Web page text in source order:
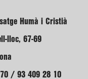
Humà i Cristià
lloc, 67-69
/ 93 409 28 10